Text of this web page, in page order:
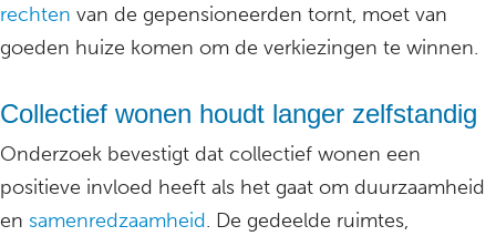
rechten van de gepensioneerden tornt, moet van
goeden huize komen om de verkiezingen te winnen.
Collectief wonen houdt langer zelfstandig
Onderzoek bevestigt dat collectief wonen een
positieve invloed heeft als het gaat om duurzaamheid
en samenredzaamheid. De gedeelde ruimtes,